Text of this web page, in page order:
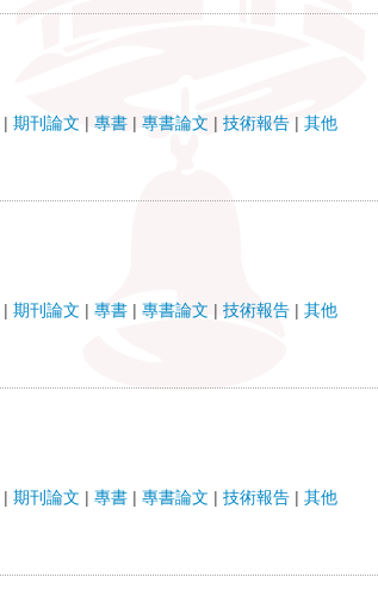
| 期刊論文 | 專書 | 專書論文 | 技術報告 | 其他
| 期刊論文 | 專書 | 專書論文 | 技術報告 | 其他
| 期刊論文 | 專書 | 專書論文 | 技術報告 | 其他